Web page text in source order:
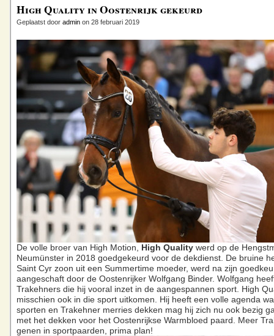
High Quality in Oostenrijk gekeurd
Geplaatst door admin on 28 februari 2019
De volle broer van High Motion, High Quality werd op de
Neumünster in 2018 goedgekeurd voor de dekdienst. De bruine
Saint Cyr zoon uit een Summertime moeder, werd na zijn
aangeschaft door de Oostenrijker Wolfgang Binder. Wolfgang
Trakehners die hij vooral inzet in de aangespannen sport. High
misschien ook in die sport uitkomen. Hij heeft een volle agenda
sporten en Trakehner merries dekken mag hij zich nu ook bezig
met het dekken voor het Oostenrijkse Warmbloed paard. Meer
genen in sportpaarden, prima plan!